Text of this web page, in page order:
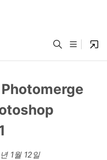
1월 12일